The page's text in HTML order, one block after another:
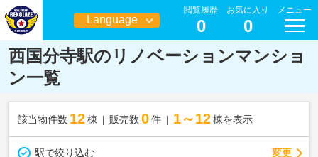
Language
日本語
閲覧履歴
0
お気に入り
0
メニュー
西国分寺駅のリノベーションマンショ
ン一覧
該当物件数 12棟 販売数 0 件 1～12 棟を表示
駅で絞り込む 変更